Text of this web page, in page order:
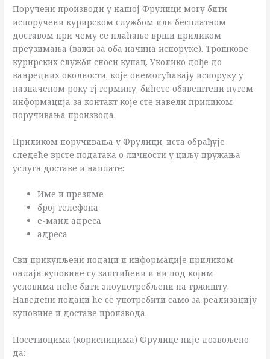
Поручени производи у нашој Фрулици могу бити
испоручени курирском службом или бесплатном
доставом при чему се плаћање врши приликом
преузимања (важи за оба начина испоруке). Трошкове
курирских служби сноси купац. Уколико дође до
ванредних околности, које онемогућавају испоруку у
назначеном року тј.термину, бићете обавештени путем
информација за контакт које сте навели приликом
поручивања производа.
Приликом поручивања у Фрулици, иста обрађује
следеће врсте података о личности у циљу пружања
услуга доставе и наплате:
Име и презиме
број телефона
е-маил адреса
адреса
Сви прикупљени подаци и информације приликом
онлајн куповине су заштићени и ни под којим
условима неће бити злоупотребљени на тржишту.
Наведени подаци ће се употребити само за реализацију
куповине и доставе производа.
Посетиоцима (корисницима) Фрулице није дозвољено
да: